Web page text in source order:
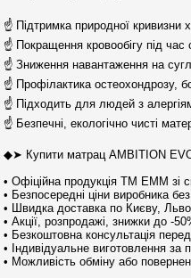
☝ Підтримка природної кривизни
☝ Покращення кровообігу під час
☝ Зниження навантаження на
☝ Профілактика остеохондрозу,
☝ Підходить для людей з
☝ Безпечні, екологічно чисті
◆➤ Купити матрац AMBITION
• Офіційна продукція ТМ ЕММ зі
• Безпосередні ціни виробника
• Швидка доставка по Києву,
• Акції, розпродажі, знижки до -
• Безкоштовна консультація
• Індивідуальне виготовлення за
• Можливість обміну або